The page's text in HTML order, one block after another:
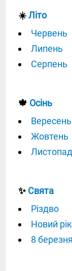
☀️Літо
Червень
Липень
Серпень
🍁 Осінь
Вересень
Жовтень
Листопад
✨Свята
Різдво
Новий рік
8 березня